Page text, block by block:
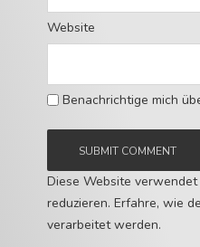
Website
Benachrichtige mich
Diese Website verwendet
reduzieren. Erfahre, wie
verarbeitet werden.